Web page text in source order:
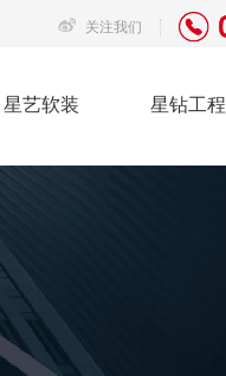
关注我们
星艺软装 星钻工程